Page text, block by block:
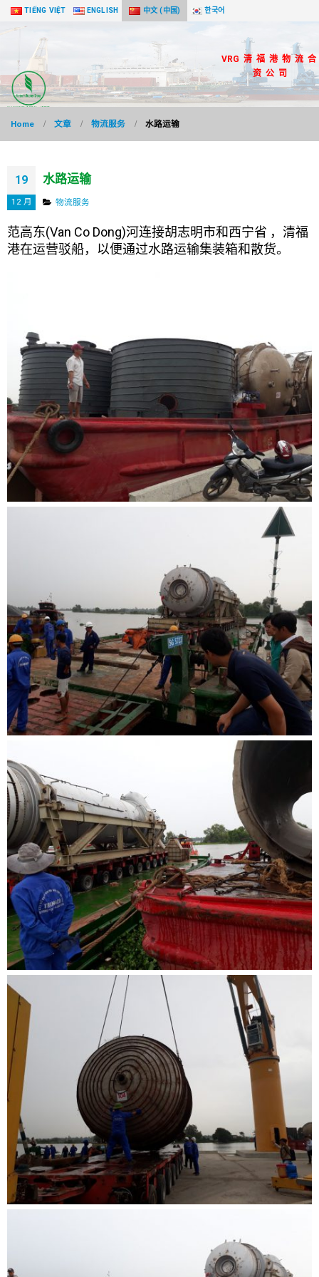
TIẾNG VIỆT ENGLISH 中文 (中国) 한국어
VRG 清 福 港 物 流 合
资 公 司
Home 文章 物流服务 水路运输
19
12 月
水路运输
物流服务
范高东(Van Co Dong)河连接胡志明市和西宁省 ，清福
港在运营驳船，以便通过水路运输集装箱和散货。